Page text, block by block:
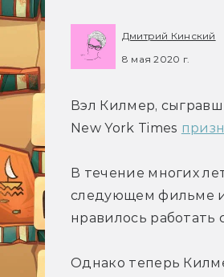
Дмитрий Кинский
8 мая 2020 г.
Вэл Килмер,
New York Times
В течение многих
следующем фильме
нравилось работать
Однако теперь